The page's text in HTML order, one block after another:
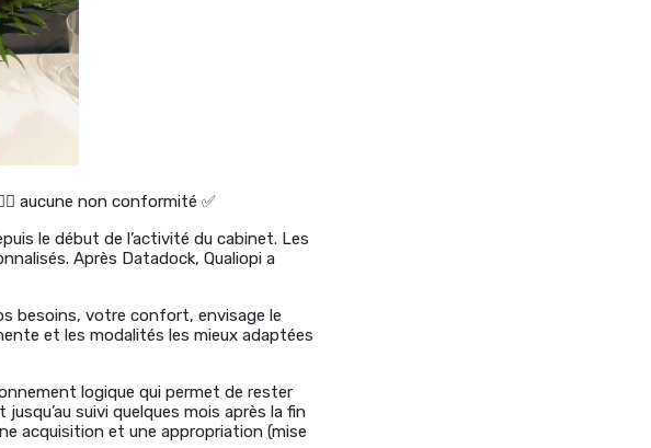
aucune non conformité ✅
le début de l’activité du cabinet. Les
Après Datadock, Qualiopi a
besoins, votre confort, envisage le
et les modalités les mieux adaptées
logique qui permet de rester
suivi quelques mois après la fin
acquisition et une appropriation (mise